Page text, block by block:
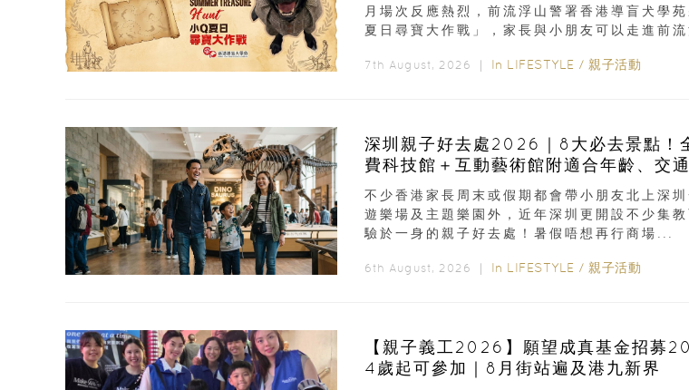
月場次反應熱烈，前流浮山警署香港導盲犬學
夏日尋寶大作戰」，家長與小朋友可以走進前
7th August, 2026 ｜ In LIFESTYLE / 親子活動
深圳親子好去處2026｜8大必去景點！
費科技館＋互動藝術館附適合年齡、交
不少香港家長周末或假期都會帶小朋友北上深
遊樂場及主題樂園外，近年深圳更開設不少集
驗於一身的親子好去處！暑假唔想再行商場...
6th August, 2026 ｜ In LIFESTYLE / 親子活動
【親子義工2026】願望成真基金招募
4歲起可參加｜8月街站遍及港九新界